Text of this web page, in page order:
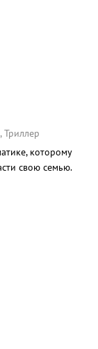
которому
свою семью.